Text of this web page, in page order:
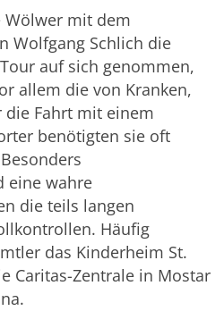
Wölwer mit dem
Wolfgang Schlich die
auf sich genommen,
allem die von Kranken,
die Fahrt mit einem
benötigten sie oft
eine wahre
die teils langen
Häufig
das Kinderheim St.
Caritas-Zentrale in Mostar